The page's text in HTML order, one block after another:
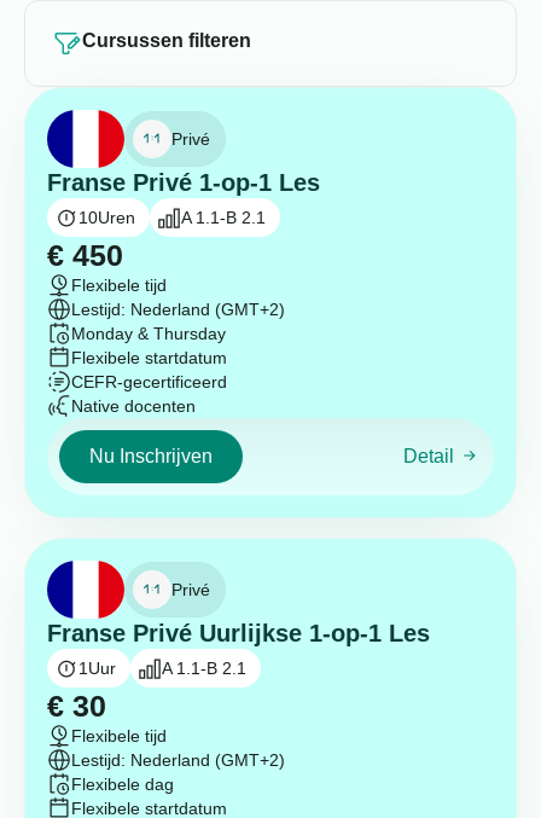
Cursussen filteren
Privé
Franse Privé 1-op-1 Les
10Uren A 1.1-B 2.1
€ 450
Flexibele tijd
Lestijd: Nederland (GMT+2)
Monday & Thursday
Flexibele startdatum
CEFR-gecertificeerd
Native docenten
Nu Inschrijven Detail
Privé
Franse Privé Uurlijkse 1-op-1 Les
1 Uur A 1.1-B 2.1
€ 30
Flexibele tijd
Lestijd: Nederland (GMT+2)
Flexibele dag
Flexibele startdatum